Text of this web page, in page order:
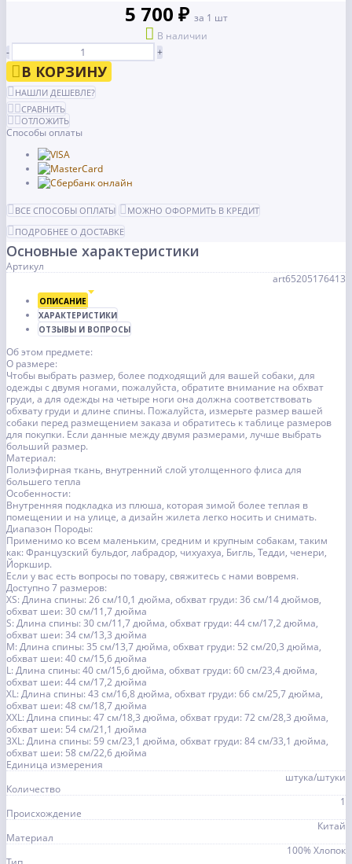
5 700 ₽ за 1 шт
В наличии
-
+
В КОРЗИНУ
НАШЛИ ДЕШЕВЛЕ?
СРАВНИТЬ
ОТЛОЖИТЬ
Способы оплаты
ВСЕ СПОСОБЫ ОПЛАТЫ
МОЖНО ОФОРМИТЬ В КРЕДИТ
ПОДРОБНЕЕ О ДОСТАВКЕ
Основные характеристики
Артикул
art65205176413
ОПИСАНИЕ
ХАРАКТЕРИСТИКИ
ОТЗЫВЫ И ВОПРОСЫ
Об этом предмете:
О размере:
Чтобы выбрать размер, более подходящий для вашей собаки, для
одежды с двумя ногами, пожалуйста, обратите внимание на обхват
груди, а для одежды на четыре ноги она должна соответствовать
обхвату груди и длине спины. Пожалуйста, измерьте размер вашей
собаки перед размещением заказа и обратитесь к таблице размеров
для покупки. Если данные между двумя размерами, лучше выбрать
больший размер.
Материал:
Полиэфирная ткань, внутренний слой утолщенного флиса для
большего тепла
Особенности:
Внутренняя подкладка из плюша, которая зимой более теплая в
помещении и на улице, а дизайн жилета легко носить и снимать.
Диапазон Породы:
Применимо ко всем маленьким, средним и крупным собакам, таким
как: Французский бульдог, лабрадор, чихуахуа, Бигль, Тедди, ченери,
Йоркшир.
Если у вас есть вопросы по товару, свяжитесь с нами вовремя.
Доступно 7 размеров:
XS: Длина спины: 26 см/10,1 дюйма, обхват груди: 36 см/14 дюймов,
обхват шеи: 30 см/11,7 дюйма
S: Длина спины: 30 см/11,7 дюйма, обхват груди: 44 см/17,2 дюйма,
обхват шеи: 34 см/13,3 дюйма
M: Длина спины: 35 см/13,7 дюйма, обхват груди: 52 см/20,3 дюйма,
обхват шеи: 40 см/15,6 дюйма
L: Длина спины: 40 см/15,6 дюйма, обхват груди: 60 см/23,4 дюйма,
обхват шеи: 44 см/17,2 дюйма
XL: Длина спины: 43 см/16,8 дюйма, обхват груди: 66 см/25,7 дюйма,
обхват шеи: 48 см/18,7 дюйма
XXL: Длина спины: 47 см/18,3 дюйма, обхват груди: 72 см/28,3 дюйма,
обхват шеи: 54 см/21,1 дюйма
3XL: Длина спины: 59 см/23,1 дюйма, обхват груди: 84 см/33,1 дюйма,
обхват шеи: 58 см/22,6 дюйма
Единица измерения
штука/штуки
Количество
1
Происхождение
Китай
Материал
100% Хлопок